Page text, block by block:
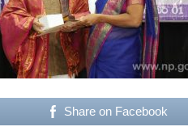
Share on Facebook